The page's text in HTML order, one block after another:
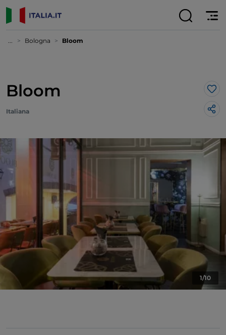
... Bologna Bloom
Bloom
Italiana
1/10